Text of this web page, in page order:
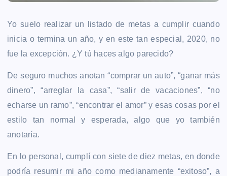
Yo suelo realizar un listado de metas a cumplir cuando
inicia o termina un año, y en este tan especial, 2020, no
fue la excepción. ¿Y tú haces algo parecido?
De seguro muchos anotan “comprar un auto”, “ganar más
dinero”, “arreglar la casa”, “salir de vacaciones”, “no
echarse un ramo”, “encontrar el amor” y esas cosas por el
estilo tan normal y esperada, algo que yo también
anotaría.
En lo personal, cumplí con siete de diez metas, en donde
podría resumir mi año como medianamente “exitoso”, a